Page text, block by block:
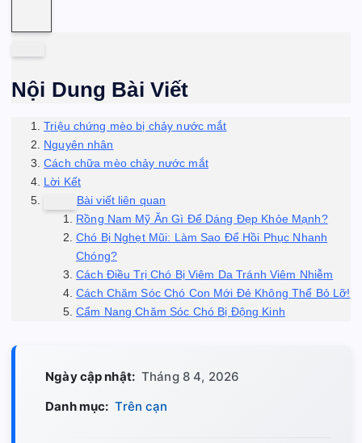
Nội Dung Bài Viết
Triệu chứng mèo bị chảy nước mắt
Nguyên nhân
Cách chữa mèo chảy nước mắt
Lời Kết
Bài viết liên quan
Rồng Nam Mỹ Ăn Gì Để Dáng Đẹp Khỏe Mạnh?
Chó Bị Nghẹt Mũi: Làm Sao Để Hồi Phục Nhanh
Chóng?
Cách Điều Trị Chó Bị Viêm Da Tránh Viêm Nhiễm
Cách Chăm Sóc Chó Con Mới Đẻ Không Thể Bỏ Lỡ!
Cẩm Nang Chăm Sóc Chó Bị Động Kinh
Ngày cập nhật: Tháng 8 4, 2026
Danh mục: Trên cạn